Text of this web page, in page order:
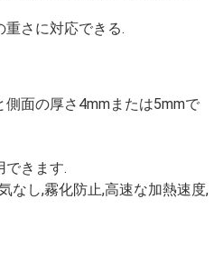
さに対応できる.
面の厚さ4mmまたは5mmで
できます.
なし,霧化防止,高速な加熱速度,